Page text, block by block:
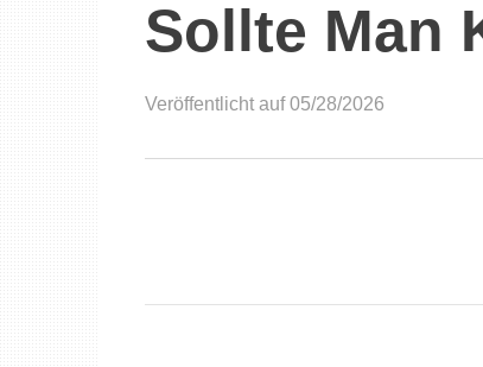
Sollte Man
Veröffentlicht auf 05/28/2026